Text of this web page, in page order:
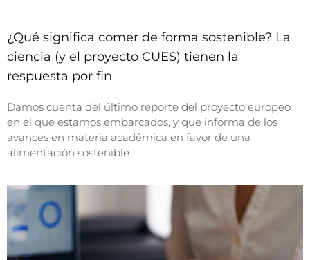
¿Qué significa comer de forma sostenible? La
ciencia (y el proyecto CUES) tienen la
respuesta por fin
Damos cuenta del último reporte del proyecto europeo
en el que estamos embarcados, y que informa de los
avances en materia académica en favor de una
alimentación sostenible